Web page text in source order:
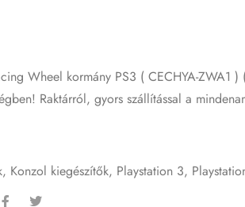
Wheel kormány PS3 ( CECHYA-ZWA1
Raktárról, gyors szállítással a
, Konzol kiegészítők, Playstation 3,